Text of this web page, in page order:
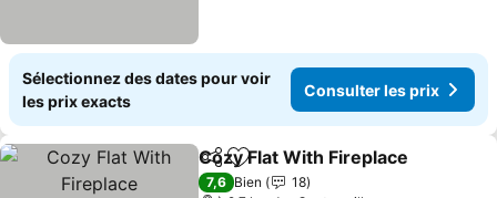
Sélectionnez des dates pour voir
les prix exacts
Consulter les prix
PartagerAjouter à mes favoris
Cozy Flat With Fireplace
7,6 Bien
18